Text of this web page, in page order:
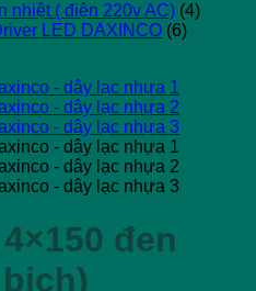
nhiệt ( điện 220v AC) (4)
LED DAXINCO (6)
đen